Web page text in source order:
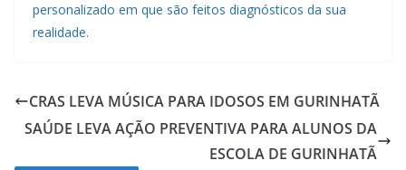
personalizado em que são feitos diagnósticos da sua
realidade.
CRAS LEVA MÚSICA PARA IDOSOS EM GURINHATÃ
SAÚDE LEVA AÇÃO PREVENTIVA PARA ALUNOS DA
ESCOLA DE GURINHATÃ